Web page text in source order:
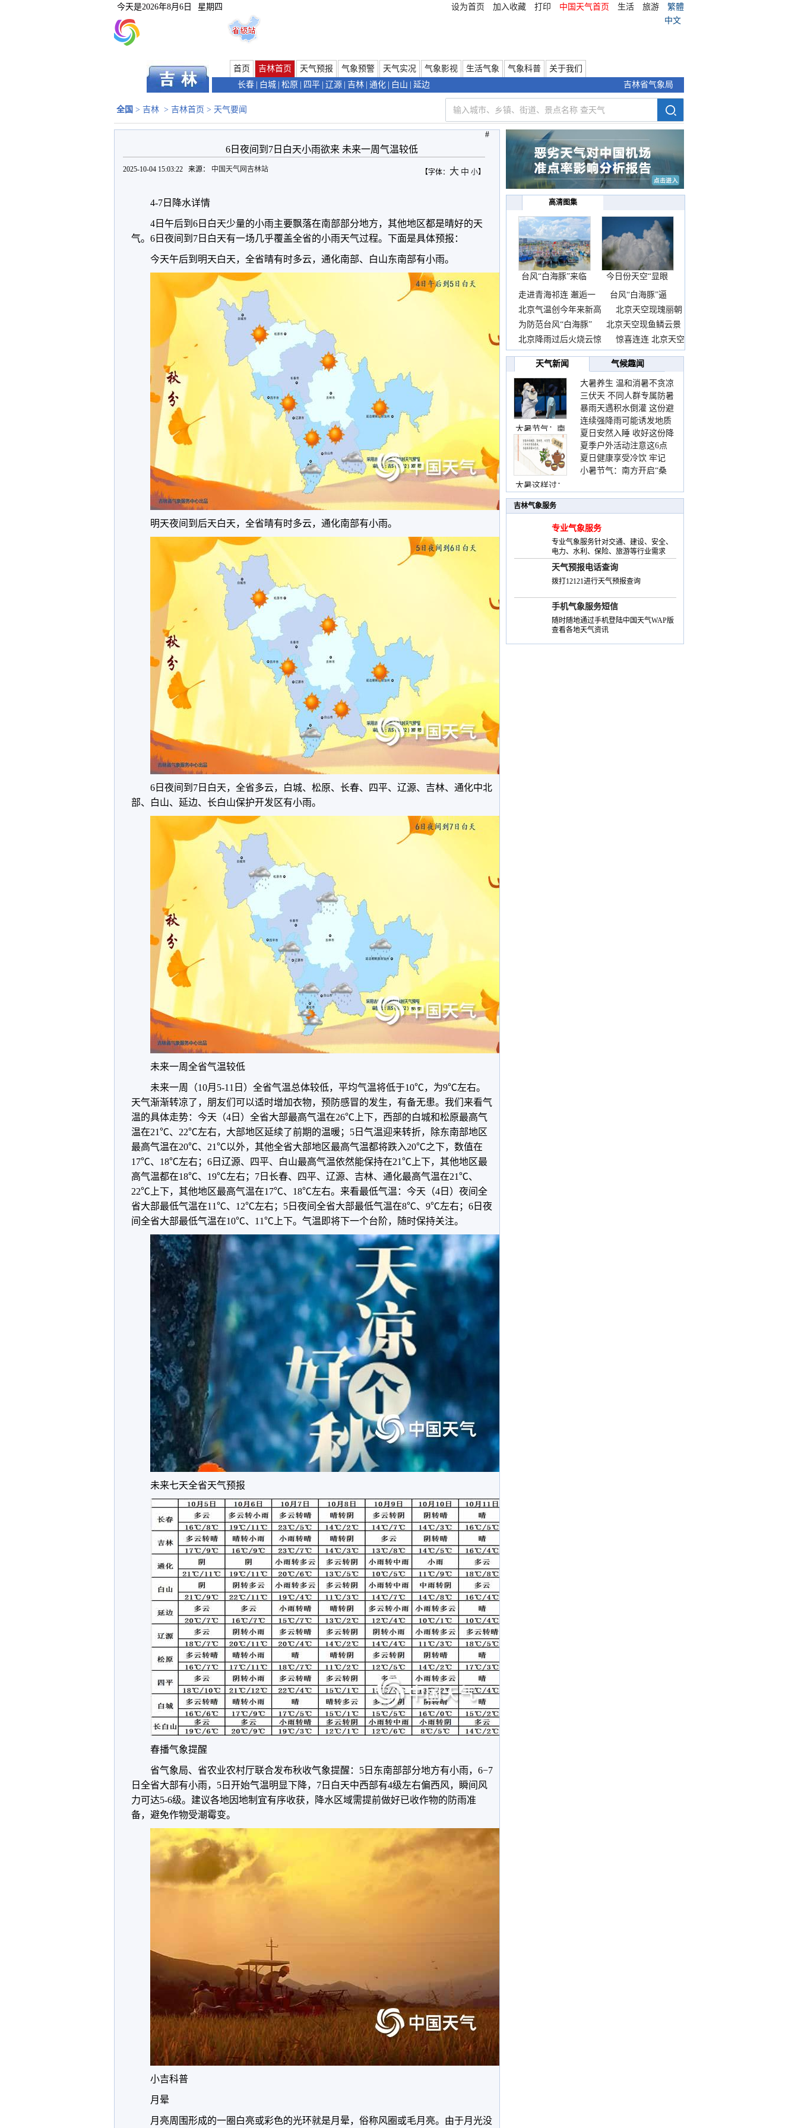
今天是2026年8月6日 星期四 设为首页 加入收藏 打印 中国天气首页 生活 旅游
繁體
中文
首页 吉林首页 天气预报 气象预警 天气实况 气象影视 生活气象 气象科普
关于我们
长春
白城 松原 四平 辽源 吉林 通化 白山 延边 吉林省气象局
全国 > 吉林 > 吉林首页 > 天气要闻
6日夜间到7日白天小雨欲来 未来一周气温较低
【字体： 大 中 小】
2025-10-04 15:03:22 来源： 中国天气网吉林站
4-7日降水详情
4日午后到6日白天少量的小雨主要飘落在南部部分地方，其他地区都是晴好的天
气。6日夜间到7日白天有一场几乎覆盖全省的小雨天气过程。下面是具体预报：
今天午后到明天白天，全省晴有时多云，通化南部、白山东南部有小雨。
明天夜间到后天白天，全省晴有时多云，通化南部有小雨。
6日夜间到7日白天，全省多云，白城、松原、长春、四平、辽源、吉林、通化中北
部、白山、延边、长白山保护开发区有小雨。
未来一周全省气温较低
未来一周（10月5-11日）全省气温总体较低，平均气温将低于10℃，为9℃左右。
天气渐渐转凉了，朋友们可以适时增加衣物，预防感冒的发生，有备无患。我们来看气
温的具体走势：今天（4日）全省大部最高气温在26℃上下，西部的白城和松原最高气
温在21℃、22℃左右，大部地区延续了前期的温暖；5日气温迎来转折，除东南部地区
最高气温在20℃、21℃以外，其他全省大部地区最高气温都将跌入20℃之下，数值在
17℃、18℃左右；6日辽源、四平、白山最高气温依然能保持在21℃上下，其他地区最
高气温都在18℃、19℃左右；7日长春、四平、辽源、吉林、通化最高气温在21℃、
22℃上下，其他地区最高气温在17℃、18℃左右。来看最低气温：今天（4日）夜间全
省大部最低气温在11℃、12℃左右；5日夜间全省大部最低气温在8℃、9℃左右；6日夜
间全省大部最低气温在10℃、11℃上下。气温即将下一个台阶，随时保持关注。
未来七天全省天气预报
春播气象提醒
省气象局、省农业农村厅联合发布秋收气象提醒：5日东南部部分地方有小雨，6−7
日全省大部有小雨，5日开始气温明显下降，7日白天中西部有4级左右偏西风，瞬间风
力可达5-6级。建议各地因地制宜有序收获，降水区域需提前做好已收作物的防雨准
备，避免作物受潮霉变。
小吉科普
月晕
月亮周围形成的一圈白亮或彩色的光环就是月晕，俗称风圈或毛月亮。由于月光没
#
高清图集
台风“白海豚”来临
前
今日份天空“显眼
包”
走进青海祁连 邂逅一
台风“白海豚”逼
近
北京气温创今年来新高
北京天空现瑰丽朝
霞
为防范台风“白海豚”
北京天空现鱼鳞云景
观
北京降雨过后火烧云惊
惊喜连连 北京天空
现
天气新闻
气候趣闻
大暑节气：南
大暑这样过：
大暑养生 温和消暑不贪凉
三伏天 不同人群专属防暑
要点请收好
暴雨天遇积水倒灌 这份避
险提示请收好
连续强降雨可能诱发地质
灾害 这些前兆要知道
夏日安然入睡 收好这份降
温小贴士
夏季户外活动注意这6点
防暑健身两不误
夏日健康享受冷饮 牢记
“两注意一控制”
小暑节气：南方开启“桑
季
吉林气象服务
专业气象服务
专业气象服务针对交通、建设、安全、
电力、水利、保险、旅游等行业需求
天气预报电话查询
拨打12121进行天气预报查询
手机气象服务短信
随时随地通过手机登陆中国天气WAP版
查看各地天气资讯